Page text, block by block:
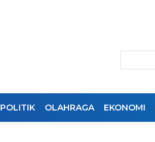
POLITIK OLAHRAGA EKONOMI